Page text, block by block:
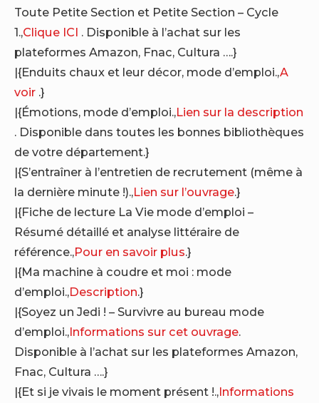
Toute Petite Section et Petite Section – Cycle
1.,Clique ICI . Disponible à l’achat sur les
plateformes Amazon, Fnac, Cultura ….}
|{Enduits chaux et leur décor, mode d’emploi.,A
voir .}
|{Émotions, mode d’emploi.,Lien sur la description
. Disponible dans toutes les bonnes bibliothèques
de votre département.}
|{S’entraîner à l’entretien de recrutement (même à
la dernière minute !).,Lien sur l’ouvrage.}
|{Fiche de lecture La Vie mode d’emploi –
Résumé détaillé et analyse littéraire de
référence.,Pour en savoir plus.}
|{Ma machine à coudre et moi : mode
d’emploi.,Description.}
|{Soyez un Jedi ! – Survivre au bureau mode
d’emploi.,Informations sur cet ouvrage.
Disponible à l’achat sur les plateformes Amazon,
Fnac, Cultura ….}
|{Et si je vivais le moment présent !.,Informations